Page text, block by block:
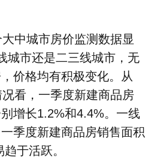
城市房价监测数据显
城市还是二三线城市，无
价格均有积极变化。从
看，一季度新建商品房
增长1.2%和4.4%。一线
季度新建商品房销售面积
于活跃。